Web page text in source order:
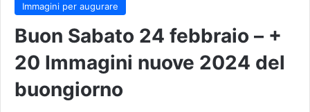
Immagini per augurare
Buon Sabato 24 febbraio – +
20 Immagini nuove 2024 del
buongiorno